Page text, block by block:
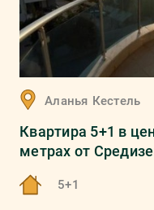
Аланья Кестель
Квартира 5+1 в
метрах от
5+1